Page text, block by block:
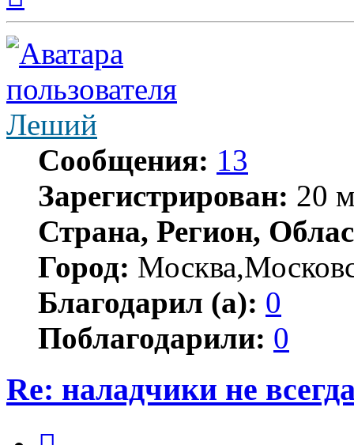
началу
Леший
Сообщения: 13
Зарегистрирован: 20
Страна, Регион,
Город:
Благодарил (а): 0
Поблагодарили: 0
Re: наладчики не